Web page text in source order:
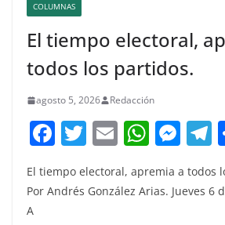
COLUMNAS
El tiempo electoral,
todos los partidos.
agosto 5, 2026 Redacción
F
c
T
w
itt
E
m
ai
W
at
M
ss
T
el
e
El tiempo electoral, apremia a todos
Por Andrés González Arias. Jueves 6
A